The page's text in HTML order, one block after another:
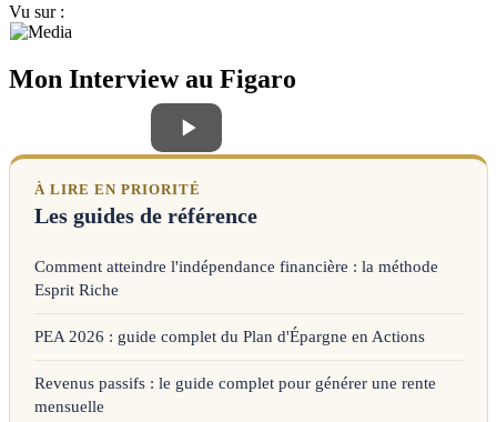
Vu sur :
Mon Interview au Figaro
À LIRE EN PRIORITÉ
Les guides de référence
Comment atteindre l'indépendance financière : la méthode
Esprit Riche
PEA 2026 : guide complet du Plan d'Épargne en Actions
Revenus passifs : le guide complet pour générer une rente
mensuelle